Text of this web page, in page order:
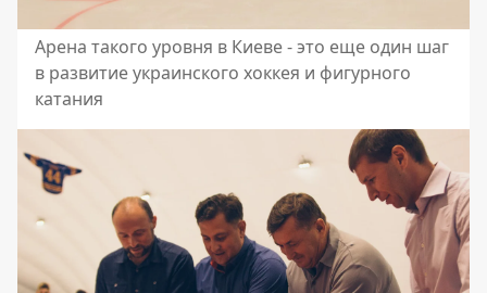
Арена такого уровня в Киеве - это еще один шаг
в развитие украинского хоккея и фигурного
катания